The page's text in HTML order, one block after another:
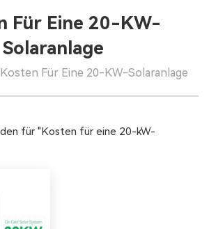
Für Eine 20-KW-
Solaranlage
Kosten Für Eine 20-KW-Solaranlage
für "Kosten für eine 20-kW-